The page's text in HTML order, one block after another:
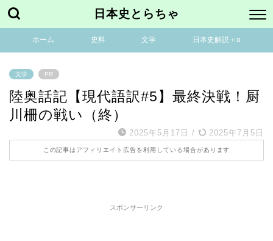
日本史とらちゃ
ホーム 史料 文学 日本史解説＋α
文学 PR
陸奥話記【現代語訳#5】最終決戦！厨
川柵の戦い（終）
2025年5月17日 / 2025年7月5日
この記事はアフィリエイト広告を利用している場合があります
スポンサーリンク